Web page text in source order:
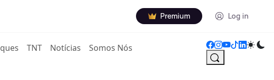
Premium Log in
TNT Notícias Somos Nós